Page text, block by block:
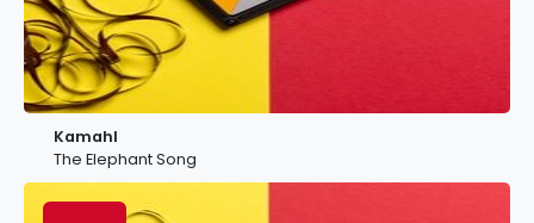
Kamahl
The Elephant Song